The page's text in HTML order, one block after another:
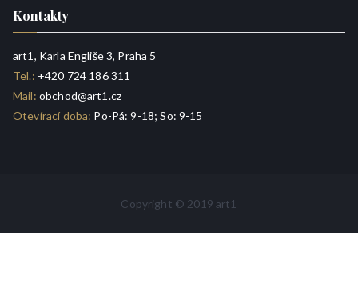
Kontakty
art1, Karla Engliše 3, Praha 5
Tel.: +420 724 186 311
Mail: obchod@art1.cz
Otevírací doba: Po-Pá: 9-18; So: 9-15
Copyright © 2019 art1